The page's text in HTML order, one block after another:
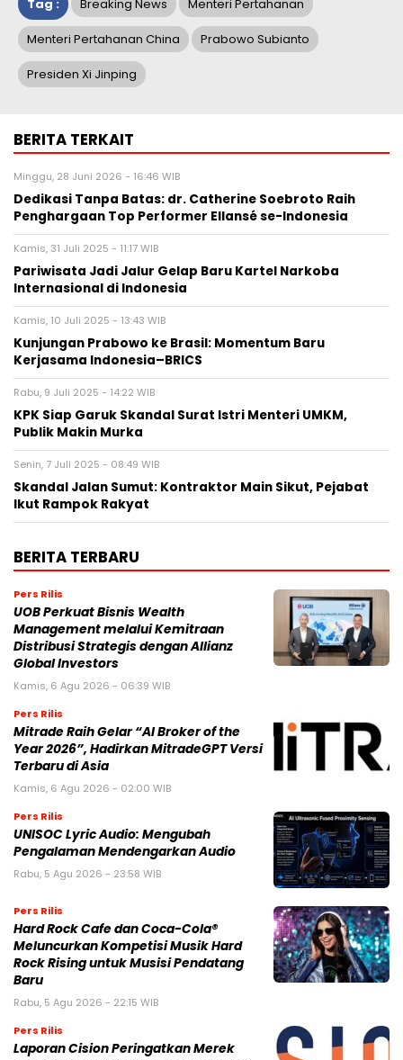
Tag : Breaking News Menteri Pertahanan
Menteri Pertahanan China Prabowo Subianto
Presiden Xi Jinping
BERITA TERKAIT
Minggu, 28 Juni 2026 - 16:46 WIB
Dedikasi Tanpa Batas: dr. Catherine Soebroto Raih
Penghargaan Top Performer Ellansé se-Indonesia
Kamis, 31 Juli 2025 - 11:17 WIB
Pariwisata Jadi Jalur Gelap Baru Kartel Narkoba
Internasional di Indonesia
Kamis, 10 Juli 2025 - 13:43 WIB
Kunjungan Prabowo ke Brasil: Momentum Baru
Kerjasama Indonesia–BRICS
Rabu, 9 Juli 2025 - 14:22 WIB
KPK Siap Garuk Skandal Surat Istri Menteri UMKM,
Publik Makin Murka
Senin, 7 Juli 2025 - 08:49 WIB
Skandal Jalan Sumut: Kontraktor Main Sikut, Pejabat
Ikut Rampok Rakyat
BERITA TERBARU
Pers Rilis
UOB Perkuat Bisnis Wealth
Management melalui Kemitraan
Distribusi Strategis dengan Allianz
Global Investors
Kamis, 6 Agu 2026 - 06:39 WIB
Pers Rilis
Mitrade Raih Gelar “AI Broker of the
Year 2026”, Hadirkan MitradeGPT Versi
Terbaru di Asia
Kamis, 6 Agu 2026 - 02:00 WIB
Pers Rilis
UNISOC Lyric Audio: Mengubah
Pengalaman Mendengarkan Audio
Rabu, 5 Agu 2026 - 23:58 WIB
Pers Rilis
Hard Rock Cafe dan Coca-Cola®
Meluncurkan Kompetisi Musik Hard
Rock Rising untuk Musisi Pendatang
Baru
Rabu, 5 Agu 2026 - 22:15 WIB
Pers Rilis
Laporan Cision Peringatkan Merek